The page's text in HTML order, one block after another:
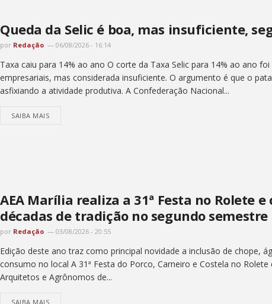
Queda da Selic é boa, mas insuficiente,
por Redação 06/08/2026 - 16:14
Taxa caiu para 14% ao ano O corte da Taxa Selic para 14% ao ano
empresariais, mas considerada insuficiente. O argumento é que o
asfixiando a atividade produtiva. A Confederação Nacional...
SAIBA MAIS
AEA Marília realiza a 31ª Festa no Rolete
décadas de tradição no segundo semestre
por Redação 03/08/2026 - 20:55
Edição deste ano traz como principal novidade a inclusão de chope,
consumo no local A 31ª Festa do Porco, Carneiro e Costela no Rolete
Arquitetos e Agrônomos de...
SAIBA MAIS